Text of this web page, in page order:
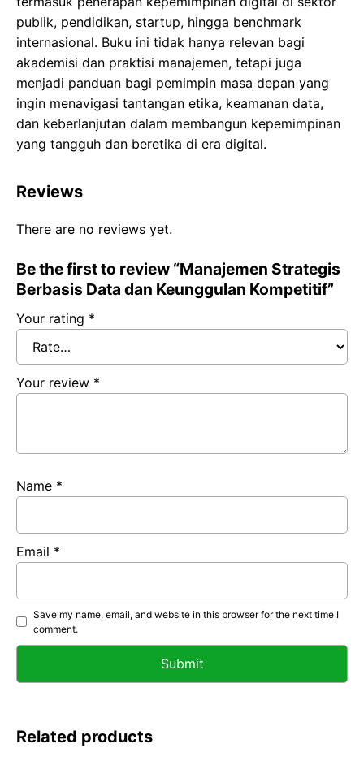
publik, pendidikan, startup, hingga benchmark
internasional. Buku ini tidak hanya relevan bagi
akademisi dan praktisi manajemen, tetapi juga
menjadi panduan bagi pemimpin masa depan yang
ingin menavigasi tantangan etika, keamanan data,
dan keberlanjutan dalam membangun kepemimpinan
yang tangguh dan beretika di era digital.
Reviews
There are no reviews yet.
Be the first to review “Manajemen Strategis
Berbasis Data dan Keunggulan Kompetitif”
Your rating *
Your review *
Name *
Email *
Save my name, email, and website in this browser for the next time I
comment.
Related products